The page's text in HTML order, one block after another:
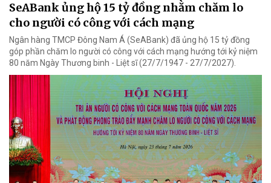
SeABank ủng hộ 15 tỷ đồng nhằm chăm lo
cho người có công với cách mạng
Ngân hàng TMCP Đông Nam Á (SeABank) đã ủng hộ 15 tỷ đồng
góp phần chăm lo người có công với cách mạng hướng tới kỷ niệm
80 năm Ngày Thương binh - Liệt sĩ (27/7/1947 - 27/7/2027).